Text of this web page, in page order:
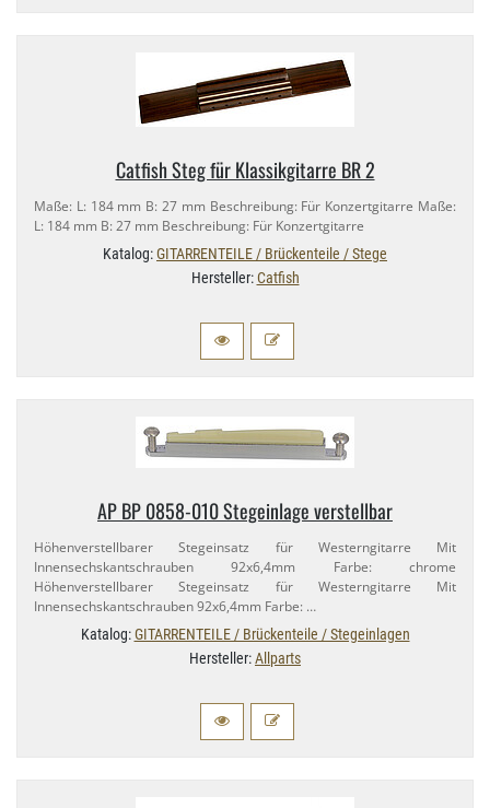
Catfish Steg für Klassikgitarre BR 2
Maße: L: 184 mm B: 27 mm Beschreibung: Für Konzertgitarre Maße:
L: 184 mm B: 27 mm Beschreibung: Für Konzertgitarre
Katalog:GITARRENTEILE / Brückenteile / Stege
Hersteller:Catfish
AP BP 0858-​010 Stegeinlage verstellbar
Höhenverstellbarer Stegeinsatz für Westerngitarre Mit
Innensechskantschrauben 92x6,​4mm Farbe: chrome
Höhenverstellbarer Stegeinsatz für Westerngitarre Mit
Innensechskantschrauben 92x6,​4mm Farbe: …
Katalog:GITARRENTEILE / Brückenteile / Stegeinlagen
Hersteller:Allparts